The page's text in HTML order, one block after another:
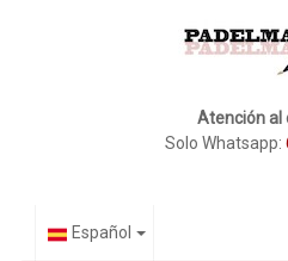
Atención al
Solo Whatsapp:
Español